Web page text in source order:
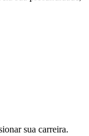
sua carreira.